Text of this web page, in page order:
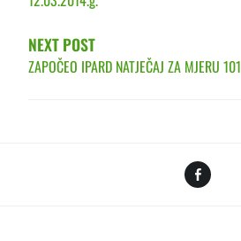
NEXT POST
ZAPOČEO IPARD NATJEČAJ ZA MJERU 101